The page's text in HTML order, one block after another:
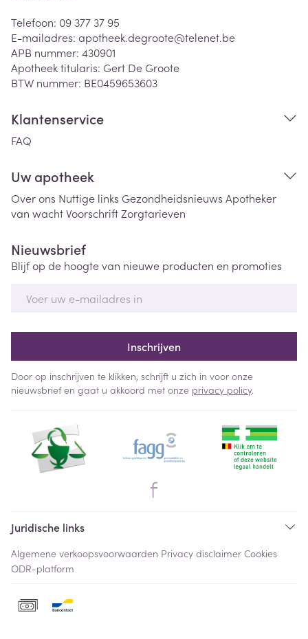
Telefoon: 09 377 37 95
E-mailadres: apotheek.degroote@telenet.be
APB nummer: 430901
Apotheek titularis: Gert De Groote
BTW nummer: BE0459653603
Klantenservice
FAQ
Uw apotheek
Over ons Nuttige links Gezondheidsnieuws Apotheker
van wachtVoorschriftZorgtarieven
Nieuwsbrief
Blijf op de hoogte van nieuwe producten en promoties
Inschrijven
Door op inschrijven te klikken, schrijft u zich in voor onze
nieuwsbrief en gaat u akkoord met onze privacy policy.
Juridische links
Algemene verkoopsvoorwaarden Privacy disclaimer Cookies
ODR-platform